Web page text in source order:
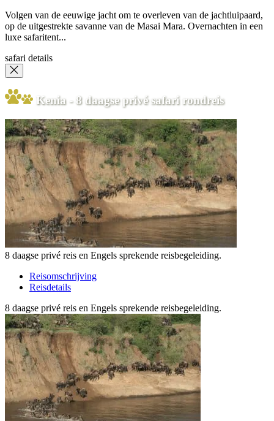
Volgen van de eeuwige jacht om te overleven van de jachtluipaard,
op de uitgestrekte savanne van de Masai Mara. Overnachten in een
luxe safaritent...
safari details
Kenia - 8 daagse privé safari rondreis
8 daagse privé reis en Engels sprekende reisbegeleiding.
Reisomschrijving
Reisdetails
8 daagse privé reis en Engels sprekende reisbegeleiding.